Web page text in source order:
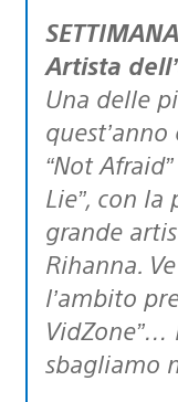
Artista
Una delle
quest’anno
“Not
Lie”, con
grande
Rihanna.
l’ambito
VidZone”…
sbagliamo